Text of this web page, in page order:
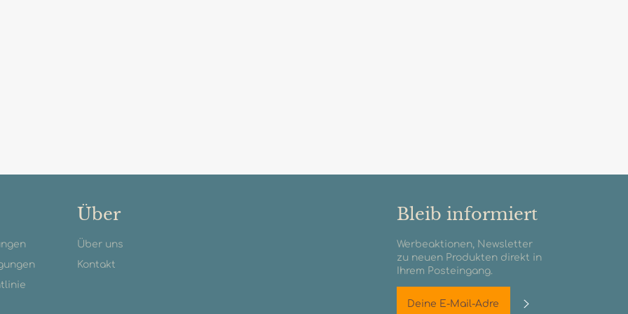
Über
Über uns
Kontakt
Bleib informiert
Werbeaktionen, Newsletter
zu neuen Produkten direkt in
Ihrem Posteingang.